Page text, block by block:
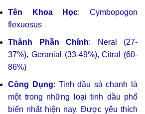
Tên Khoa Học: Cymbopogon
flexuosus
Thành Phần Chính: Neral (27-
37%), Geranial (33-49%), Citral (60-
86%)
Công Dụng: Tinh dầu sả chanh là
một trong những loại tinh dầu phổ
biến nhất hiện nay. Được yêu thích